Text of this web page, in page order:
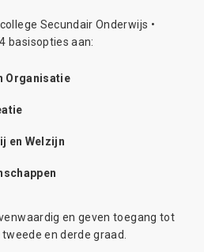
college Secundair Onderwijs •
basisopties aan:
Organisatie
en Welzijn
en geven toegang tot
en derde graad.